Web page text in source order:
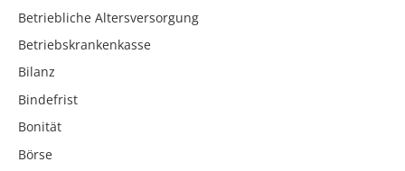
Betriebliche Altersversorgung
Betriebskrankenkasse
Bilanz
Bindefrist
Bonität
Börse